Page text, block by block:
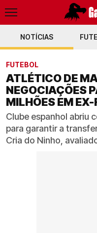
NOTÍCIAS
FUTEBOL
ATLÉTICO DE
NEGOCIAÇÕES
MILHÕES EM
Clube espanhol abriu
para garantir a
Cria do Ninho,